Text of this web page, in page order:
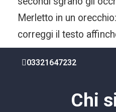
Merletto in un
correggi il testo
03321647232
Chi